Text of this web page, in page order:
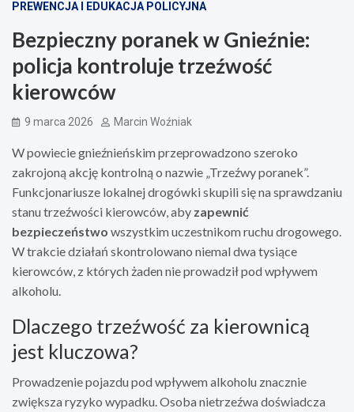
PREWENCJA I EDUKACJA POLICYJNA
Bezpieczny poranek w Gnieźnie:
policja kontroluje trzeźwość
kierowców
9 marca 2026 Marcin Woźniak
W powiecie gnieźnieńskim przeprowadzono szeroko
zakrojoną akcję kontrolną o nazwie „Trzeźwy poranek”.
Funkcjonariusze lokalnej drogówki skupili się na sprawdzaniu
stanu trzeźwości kierowców, aby zapewnić
bezpieczeństwo wszystkim uczestnikom ruchu drogowego.
W trakcie działań skontrolowano niemal dwa tysiące
kierowców, z których żaden nie prowadził pod wpływem
alkoholu.
Dlaczego trzeźwość za kierownicą
jest kluczowa?
Prowadzenie pojazdu pod wpływem alkoholu znacznie
zwiększa ryzyko wypadku. Osoba nietrzeźwa doświadcza